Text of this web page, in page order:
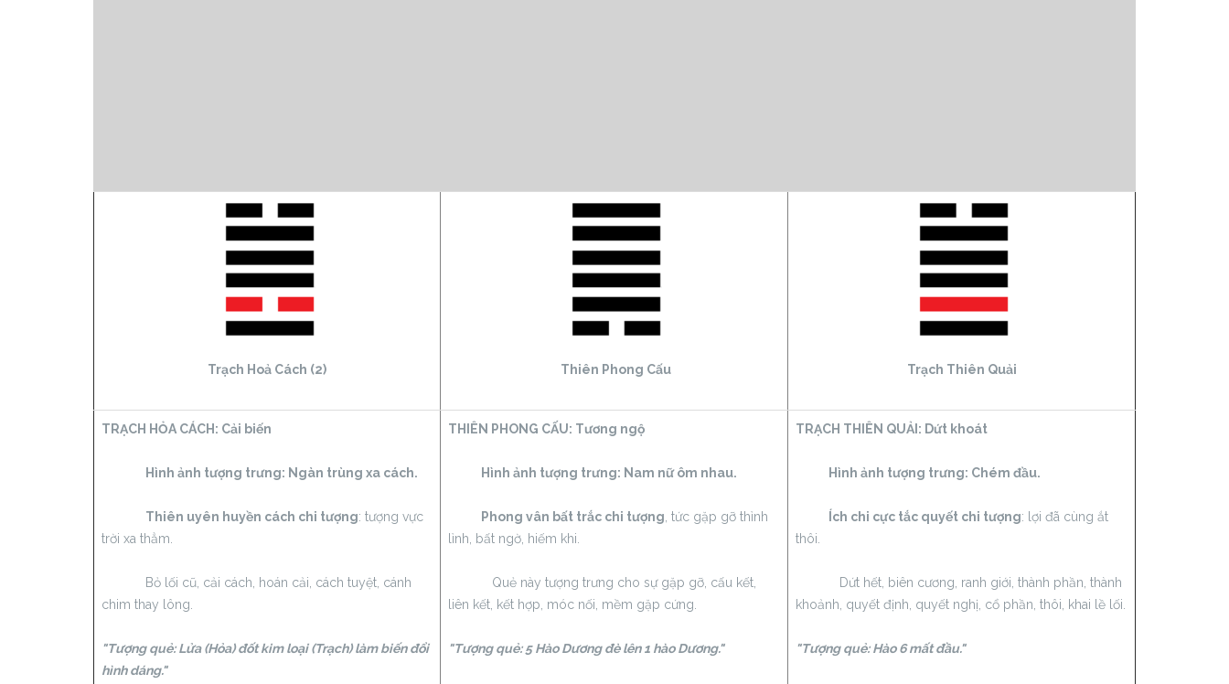
Trạch Hoả Cách (2) Thiên Phong Cấu Trạch Thiên Quải
TRẠCH HỎA CÁCH: Cải biến
Hình ảnh tượng trưng: Ngàn trùng xa cách.
Thiên uyên huyền cách chi tượng: tượng vực
trời xa thẳm.
Bỏ lối cũ, cải cách, hoán cải, cách tuyệt, cánh
chim thay lông.
"Tượng quẻ: Lửa (Hỏa) đốt kim loại (Trạch) làm biến đổi
hình dáng."
THIÊN PHONG CẤU: Tương ngộ
Hình ảnh tượng trưng: Nam nữ ôm nhau.
Phong vân bất trắc chi tượng , tức gặp gỡ thình
lình, bất ngờ, hiếm khi.
Quẻ này tượng trưng cho sự gặp gỡ, cấu kết,
liên kết, kết hợp, móc nối, mềm gặp cứng.
"Tượng quẻ: 5 Hào Dương đè lên 1 hào Dương."
TRẠCH THIÊN QUẢI: Dứt khoát
Hình ảnh tượng trưng: Chém đầu.
Ích chi cực tắc quyết chi tượng: lợi đã cùng ắt
thôi.
Dứt hết, biên cương, ranh giới, thành phần, thành
khoảnh, quyết định, quyết nghị, cổ phần, thôi, khai lề lối.
"Tượng quẻ: Hào 6 mất đầu."